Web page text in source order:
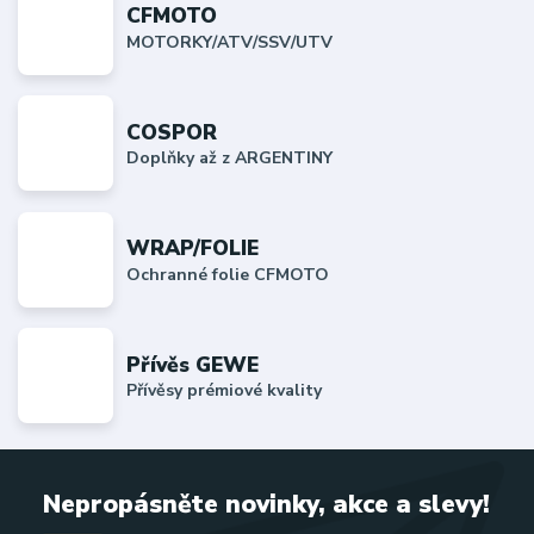
CFMOTO
MOTORKY/ATV/SSV/UTV
COSPOR
Doplňky až z ARGENTINY
WRAP/FOLIE
Ochranné folie CFMOTO
Přívěs GEWE
Přívěsy prémiové kvality
Nepropásněte novinky, akce a slevy!